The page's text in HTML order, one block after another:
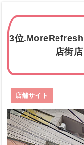
3位.MoreRefresh
店街
店舗サイト